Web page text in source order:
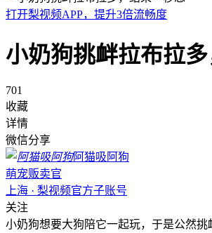
打开梨视频APP，提升3倍流畅度
小奶狗挑衅拉布拉
701
收藏
详情
微信分享
阿猫吸阿狗
萌宠贩卖官
上海 · 梨视频官方子账号
关注
小奶狗想要大狗陪它一起玩，于是公然